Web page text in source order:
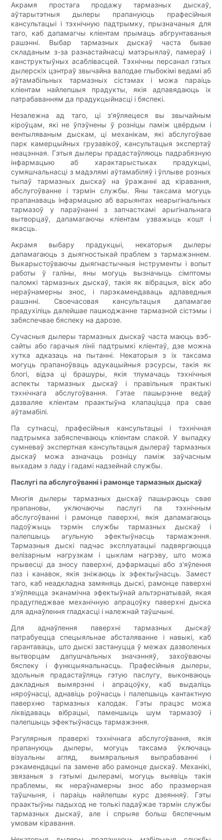
Акрамя простага продажу тармазных дыскаў,
аўтарытэтныя дылеры прапануюць прафесійныя
кансультацыі і тэхнічную падтрымку, прызначаныя для
таго, каб дапамагчы кліентам прымаць абгрунтаваныя
рашэнні. Выбар тармазных дыскаў часта бывае
складаным з-за разнастайнасці матэрыялаў, памераў і
канструктыўных асаблівасцей. Тэхнічны персанал гэтых
дылерскіх цэнтраў звычайна валодае глыбокімі ведамі аб
аўтамабільных тармазных сістэмах і можа параіць
кліентам найлепшыя прадукты, якія адпавядаюць іх
патрабаванням да прадукцыйнасці і бяспекі.
Незалежна ад таго, ці з'яўляецеся вы звычайным
кіроўцам, які не ўпэўнены ў розніцы паміж цвёрдым і
вентыляваным дыскам, ці механікам, які абслугоўвае
парк камерцыйных грузавікоў, кансультацыя экспертаў
неацэнная. Гэтыя дылеры прадастаўляюць падрабязную
інфармацыю аб характарыстыках прадукцыі,
сумяшчальнасці з мадэлямі аўтамабіляў і ўплыве розных
тыпаў тармазных дыскаў на ўражанні ад кіравання,
абслугоўванне і тэрмін службы. Яны таксама могуць
прапанаваць інфармацыю аб варыянтах неарыгінальных
тармазоў у параўнанні з запчасткамі арыгінальнага
вытворцаў, дапамагаючы кліентам узважыць кошт і
якасць.
Акрамя выбару прадукцыі, некаторыя дылеры
дапамагаюць з дыягностыкай праблем з тармажэннем.
Выкарыстоўваючы дыягнастычныя інструменты і вопыт
работы ў галіны, яны могуць вызначыць сімптомы
паломкі тармазных дыскаў, такія як вібрацыя, віск або
нераўнамерны знос, і парэкамендаваць адпаведныя
рашэнні. Своечасовая кансультацыя дапамагае
прадухіліць далейшае пашкоджанне тармазной сістэмы і
забяспечвае бяспеку на дарозе.
Сучасныя дылеры тармазных дыскаў часта маюць вэб-
сайты або гарачыя лініі падтрымкі кліентаў, дзе можна
хутка адказаць на пытанні. Некаторыя з іх таксама
могуць прапаноўваць адукацыйныя рэсурсы, такія як
блогі, відэа ці брашуры, якія тлумачаць тэхнічныя
аспекты тармазных дыскаў і правільныя практыкі
тэхнічнага абслугоўвання. Гэтае пашырэнне ведаў
дазваляе кліентам праактыўна клапаціцца пра свае
аўтамабілі.
Па сутнасці, прафесійныя кансультацыі і тэхнічная
падтрымка забяспечваюць кліентам спакой. У выпадку
сумневаў экспертная кансультацыя дылераў тармазных
дыскаў можа азначаць розніцу паміж заўчасным
выхадам з ладу і гадамі надзейнай службы.
Паслугі па абслугоўванні і рамонце тармазных дыскаў
Многія дылеры тармазных дыскаў пашыраюць свае
прапановы, уключаючы паслугі па тэхнічным
абслугоўванні і рамонце паверхні, якія дапамагаюць
падоўжыць тэрмін службы тармазных дыскаў і
палепшыць агульную эфектыўнасць тармажэння.
Тармазныя дыскі падчас эксплуатацыі падвяргаюцца
велізарным нагрузкам і цыклам нагрэву, што можа
прывесці да зносу паверхні, дэфармацыі або з'яўлення
паз і канавок, якія зніжаюць іх эфектыўнасць. Замест
таго, каб неадкладна замяняць дыскі, рамонце паверхні
з'яўляецца эканамічна эфектыўнай альтэрнатывай, якая
прадугледжвае механічную апрацоўку паверхні дыска
для аднаўлення гладкасці і належнай таўшчыні.
Для аднаўлення паверхні тармазных дыскаў
патрабуецца спецыяльнае абсталяванне і навыкі, каб
гарантаваць, што дыскі застануцца ў межах дазволеных
вытворцам дапушчальных значэнняў, захоўваючы
бяспеку і функцыянальнасць. Прафесійныя дылеры,
здольныя прадастаўляць гэтую паслугу, выконваюць
дакладныя вымярэнні і апрацоўку, каб выдаліць
няроўнасці, аднавіць роўнасць і палепшыць кантактную
паверхню тармазных калодак. Гэты працэс можа
ліквідаваць вібрацыі, паменшыць шум тармазоў і
палепшыць эфектыўнасць тармажэння.
Рэгулярныя праверкі тэхнічнага абслугоўвання, якія
прапануюць дылеры, могуць таксама ўключаць
візуальны агляд, вымяральныя выпрабаванні і
рэкамендацыі па замене або рамонце дыскаў. Механікі,
звязаныя з гэтымі дылерамі, могуць выявіць такія
праблемы, як нераўнамерны знос або празмерная
таўшчыня, і параіць найлепшы курс дзеянняў. Гэты
праактыўны падыход не толькі падаўжае тэрмін службы
тармазных дыскаў, але і спрыяе больш бяспечным
умовам кіравання.